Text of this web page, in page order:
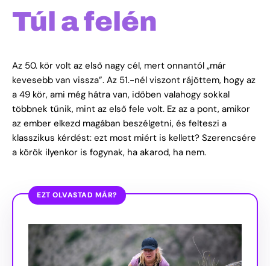
Túl a felén
Az 50. kör volt az első nagy cél, mert onnantól „már
kevesebb van vissza”. Az 51.-nél viszont rájöttem, hogy az
a 49 kör, ami még hátra van, időben valahogy sokkal
többnek tűnik, mint az első fele volt. Ez az a pont, amikor
az ember elkezd magában beszélgetni, és felteszi a
klasszikus kérdést: ezt most miért is kellett? Szerencsére
a körök ilyenkor is fogynak, ha akarod, ha nem.
EZT OLVASTAD MÁR?